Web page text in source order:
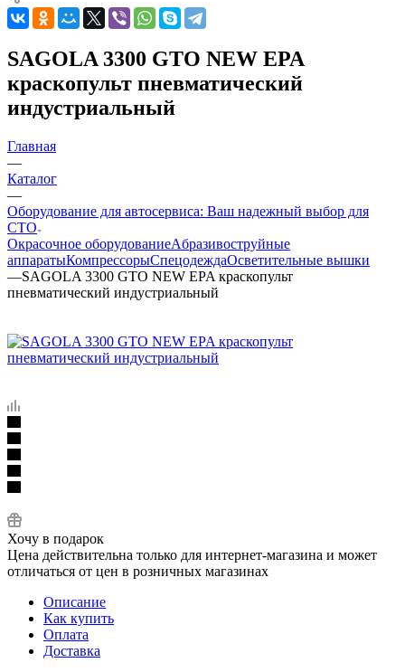
SAGOLA 3300 GTO NEW EPA
краскопульт пневматический
индустриальный
Главная
—
Каталог
—
Оборудование для автосервиса: Ваш надежный выбор для
СТО
Окрасочное оборудованиеAбразивоструйные
аппаратыКомпрессорыСпецодеждаОсветительные вышки
—SAGOLA 3300 GTO NEW EPA краскопульт
пневматический индустриальный
Хочу в подарок
Цена действительна только для интернет-магазина и может
отличаться от цен в розничных магазинах
Описание
Как купить
Оплата
Доставка